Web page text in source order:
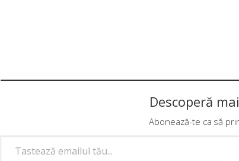
Descoperă
Abonează-te ca să
Tastează emailul tău...